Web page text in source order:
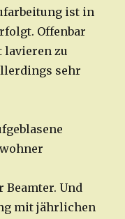
ist in
Offenbar
lavieren zu
sehr
Beamter. Und
mit jährlichen